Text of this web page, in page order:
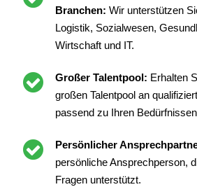
Branchen: Wir unterstützen
Logistik, Sozialwesen,
Wirtschaft und IT.
Großer Talentpool: Erhalten
großen Talentpool an
passend zu Ihren
Persönlicher
persönliche Ansprechperson,
Fragen unterstützt.